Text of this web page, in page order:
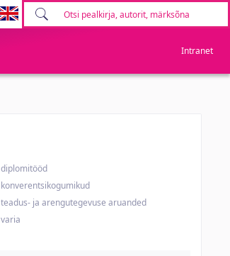
Intranet
diplomitööd
konverentsikogumikud
teadus- ja arengutegevuse aruanded
varia